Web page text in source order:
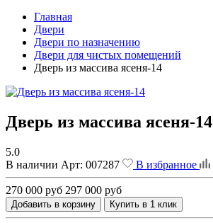
Главная
Двери
Двери по назначению
Двери для чистых помещений
Дверь из массива ясеня-14
Дверь из массива ясеня-14
5.0
В наличии Арт: 007287 В избранное
270 000 руб 297 000 руб
Добавить в корзину Купить в 1 клик